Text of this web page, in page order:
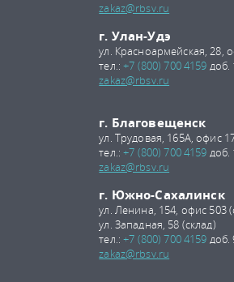
zakaz@rbsv.ru
г. Улан-Удэ
ул. Красноармейская, 28,
тел.:+7 (800) 700 4159 доб.
zakaz@rbsv.ru
г. Благовещенск
ул. Трудовая, 165А, офис
тел.:+7 (800) 700 4159 доб.
zakaz@rbsv.ru
г. Южно-Сахалинск
ул. Ленина, 154, офис 503
ул. Западная, 58 (склад)
тел.:+7 (800) 700 4159 доб.
zakaz@rbsv.ru